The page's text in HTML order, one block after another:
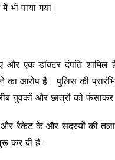
भी पाया गया।
और एक डॉक्टर दंपति
आरोप है। पुलिस की
युवकों और छात्रों को फंसाकर
रैकेट के और सदस्यों की
कर दी है।